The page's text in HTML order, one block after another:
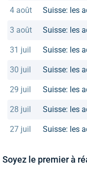
4 août Suisse: les
3 août Suisse: les
31 juil Suisse: les
30 juil Suisse: les
29 juil Suisse: les
28 juil Suisse: les
27 juil Suisse: les
Soyez le premier à